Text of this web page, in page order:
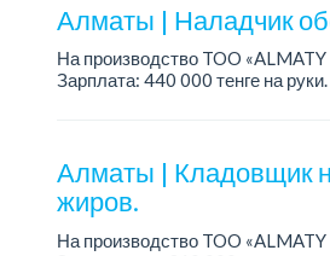
Алматы | Наладчик
На производство TOO
Зарплата: 440 000 тенге на руки.
Алматы | Кладовщик
жиров.
На производство TOO